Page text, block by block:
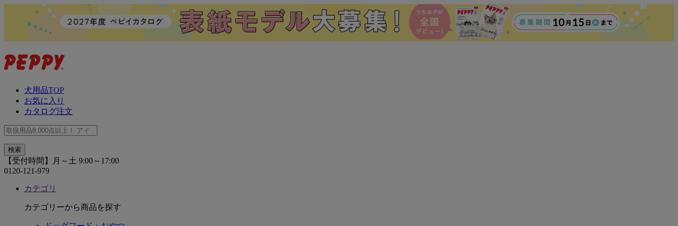
犬用品TOP
お気に入り
カタログ注文
【受付時間】月～土 9:00～17:00
0120-121-979
カテゴリ
カテゴリーから商品を探す